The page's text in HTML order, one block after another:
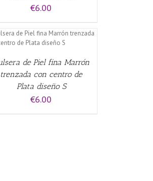
€6.00
de Piel fina Marrón
trenzada con centro de
Plata diseño S
€6.00